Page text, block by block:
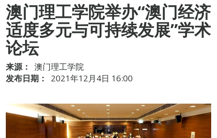
澳门理工学院举办“澳门经济
适度多元与可持续发展”学术
论坛
来源：
澳门理工学院
发布日期：
2021年12月4日 16:00